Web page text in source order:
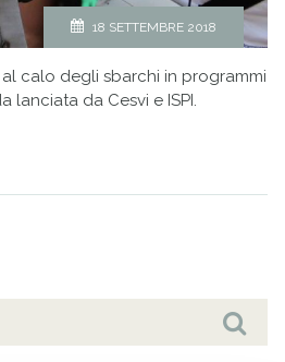
18 SETTEMBRE 2018
calo degli sbarchi in programmi
lanciata da Cesvi e ISPI.